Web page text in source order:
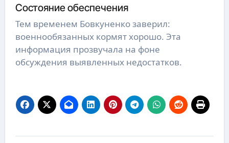
Состояние обеспечения
Тем временем Бовкуненко заверил:
военнообязанных кормят хорошо. Эта
информация прозвучала на фоне
обсуждения выявленных недостатков.